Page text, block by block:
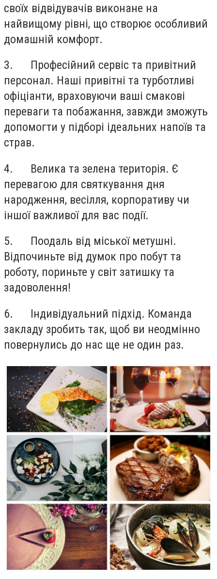
своїх відвідувачів виконане на
найвищому рівні, що створює особливий
домашній комфорт.
3. Професійний сервіс та привітний
персонал. Наші привітні та турботливі
офіціанти, враховуючи ваші смакові
переваги та побажання, завжди зможуть
допомогти у підборі ідеальних напоїв та
страв.
4. Велика та зелена територія. Є
перевагою для святкування дня
народження, весілля, корпоративу чи
іншої важливої для вас події.
5. Поодаль від міської метушні.
Відпочиньте від думок про побут та
роботу, пориньте у світ затишку та
задоволення!
6. Індивідуальний підхід. Команда
закладу зробить так, щоб ви неодмінно
повернулись до нас ще не один раз.